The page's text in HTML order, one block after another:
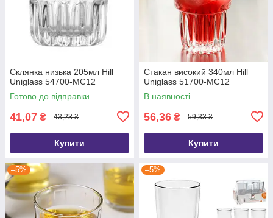
Склянка низька 205мл Hill
Uniglass 54700-MC12
Готово до відправки
41,07 ₴ 43,23 ₴
Купити
Стакан високий 340мл Hill
Uniglass 51700-MC12
В наявності
56,36 ₴ 59,33 ₴
Купити
–5% –5%